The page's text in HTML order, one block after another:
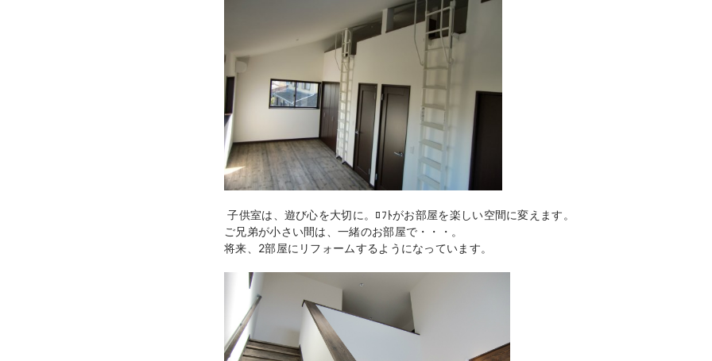
子供室は、遊び心を大切に。ﾛﾌﾄがお部屋を楽しい空間に変えます。
ご兄弟が小さい間は、一緒のお部屋で・・・。
将来、2部屋にリフォームするようになっています。